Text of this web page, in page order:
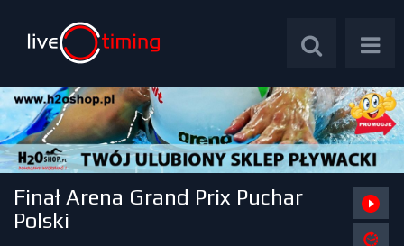
Zawody Międzynarodowe
Finał Arena Grand Prix Puchar
Polski